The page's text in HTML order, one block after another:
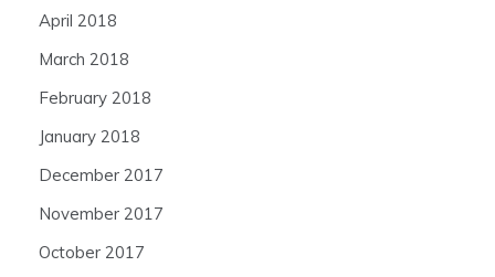
April 2018
March 2018
February 2018
January 2018
December 2017
November 2017
October 2017